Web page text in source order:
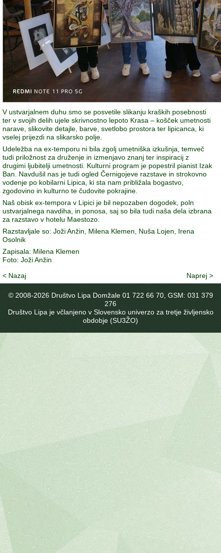
V ustvarjalnem duhu smo se posvetile slikanju kraških posebnosti
ter v svojih delih ujele skrivnostno lepoto Krasa – košček umetnosti
narave, slikovite detajle, barve, svetlobo prostora ter lipicanca, ki
vselej prijezdi na slikarsko polje.
Udeležba na ex-temporu ni bila zgolj umetniška izkušnja, temveč
tudi priložnost za druženje in izmenjavo znanj ter inspiracij z
drugimi ljubitelji umetnosti. Kulturni program je popestril pianist Izak
Ban. Navdušil nas je tudi ogled Černigojeve razstave in strokovno
vodenje po kobilarni Lipica, ki sta nam približala bogastvo,
zgodovino in kulturno te čudovite pokrajine.
Naš obisk ex-tempora v Lipici je bil nepozaben dogodek, poln
ustvarjalnega navdiha, in ponosa, saj so bila tudi naša dela izbrana
za razstavo v hotelu Maestozo.
Razstavljale so: Joži Anžin, Milena Klemen, Nuša Lojen, Irena
Osolnik
Zapisala: Milena Klemen
Foto: Joži Anžin
< Nazaj
Naprej >
© 2008-2026 Društvo Lipa Domžale 01 722 66 70, GSM: 031 379
276
Društvo Lipa je včlanjeno v Slovensko univerzo za tretje življensko
obdobje (SU3ŽO)